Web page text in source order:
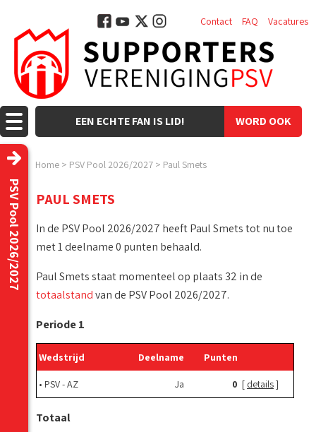
WORD OOK
EEN ECHTE FAN IS LID!
Contact FAQ Vacatures
Home > PSV Pool 2026/2027 > Paul Smets
PSV Pool 2026/2027 PAUL SMETS
In de PSV Pool 2026/2027 heeft Paul Smets tot nu toe
met 1 deelname 0 punten behaald.
Paul Smets staat momenteel op plaats 32 in de
totaalstandvan de PSV Pool 2026/2027.
Periode 1
Wedstrijd Deelname Punten
• PSV - AZ Ja 0 [ details]
Totaal